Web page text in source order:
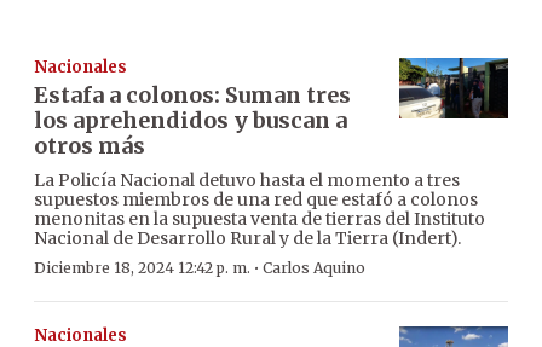
Nacionales
Estafa a colonos: Suman tres
los aprehendidos y buscan a
otros más
La Policía Nacional detuvo hasta el momento a tres
supuestos miembros de una red que estafó a colonos
menonitas en la supuesta venta de tierras del Instituto
Nacional de Desarrollo Rural y de la Tierra (Indert).
Diciembre 18, 2024 12:42 p. m. · Carlos Aquino
Nacionales